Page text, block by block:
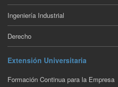
Ingeniería Industrial
Derecho
Extensión Universitaria
Formación Continua para la Empresa